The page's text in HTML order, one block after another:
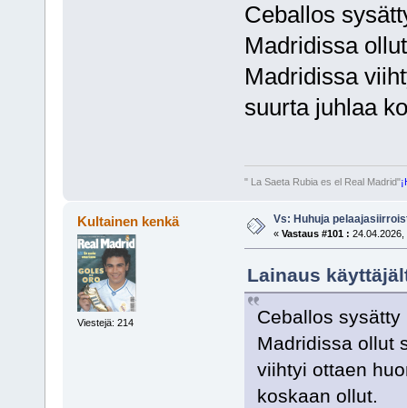
Ceballos
Madridissa
Madridissa
suurta juhlaa
" La Saeta Rubia es el Real Madrid"
Kultainen kenkä
Viestejä: 214
Vs: Huhuja
« Vastaus #101 : 24.04.2026,
Lainaus
Ceballos
Madridissa ollut
viihtyi ottaen
koskaan ollut.